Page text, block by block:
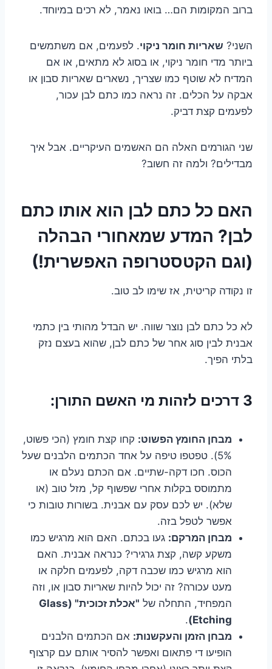
ברוב המקומות הם… בואו נאמר, לא רכים במיוחד.
השני? שאריות חומר ניקוי. לפעמים, אם משתמשים
ביותר מדי חומר ניקוי, או בסוג לא מתאים, או אם
המדיח לא שוטף כמו שצריך, נשארים שאריות סבון או
אבקה על הכלים. זה נראה כמו כתם לבן עכור,
לפעמים קצת דביק.
שני הגורמים האלה הם האשמים העיקריים. אבל איך
מבדילים? ולמה זה חשוב?
האם כל כתם לבן הוא אותו כתם
לבן? המדע שמאחורי הבהלה
(וגם הקטסטרופה האפשרית!)
זו נקודה קריטית, אז שימו לב טוב.
לא כל כתם לבן נוצר שווה. יש הבדל מהותי בין כתמי
אבנית לבין סוג אחר של כתם לבן, שהוא בעצם נזק
בלתי הפיך.
3 דרכים לזהות מי האשם התורן:
מבחן החומץ הפשוט: קחו קצת חומץ (הכי פשוט,
5%). טפטפו טיפה על אחד הכתמים הלבנים שעל
הכוס. חכו דקה-שתיים. אם הכתם נעלם או
מתמוסס בקלות אחרי שפשוף קל, מזל טוב (או
שלא). יש לכם עסק עם אבנית. בשורות טובות כי
אפשר לטפל בזה.
מבחן המרקם: געו בכתם. האם הוא מרגיש כמו
משקע קשה, קצת גרגירי? כנראה אבנית. האם
הוא מרגיש כמו שכבה דקה, לפעמים חלקה או
מעט עכורה? זה יכול להיות שאריות סבון או, וזה
המפחיד, התחלה של
"אכלת זכוכית" (Glass
Etching)
.
מבחן הזמן והעקשנות: אם הכתמים הלבנים
הופיעו די פתאום ואפשר להסיר אותם עם קרצוף